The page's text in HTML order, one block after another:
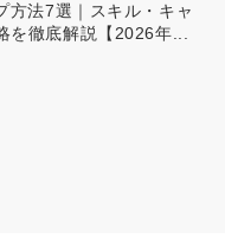
方法7選｜スキル・キャ
を徹底解説【2026年...